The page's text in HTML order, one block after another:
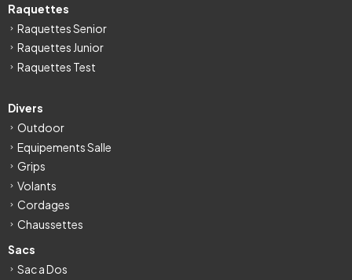
Raquettes
Raquettes Senior
Raquettes Junior
Raquettes Test
Divers
Outdoor
Equipements Salle
Grips
Volants
Cordages
Chaussettes
Sacs
Sac a Dos